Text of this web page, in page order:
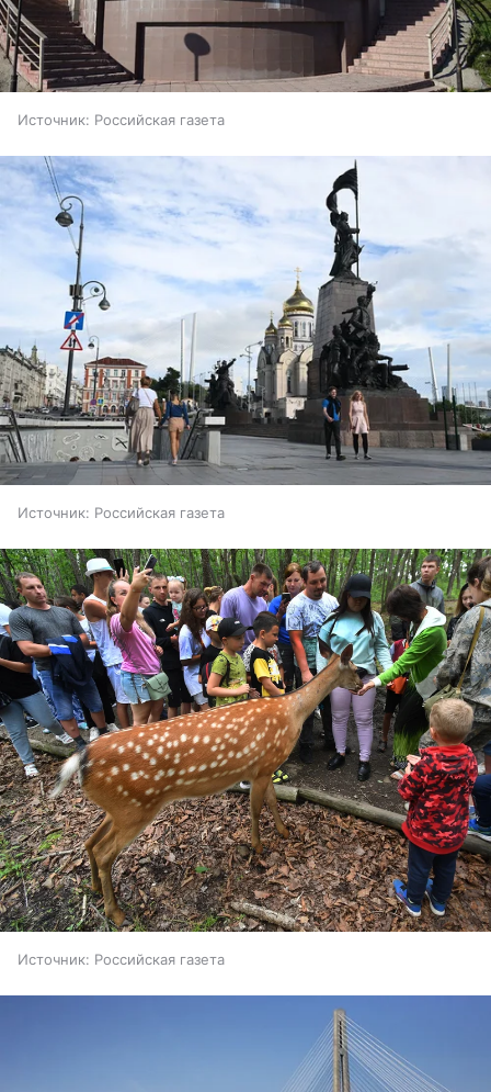
Источник: Российская газета
Источник: Российская газета
Источник: Российская газета